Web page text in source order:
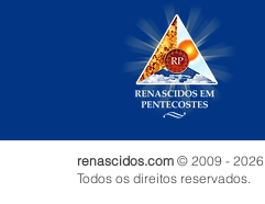
renascidos.com © 2009 - 2026
Todos os direitos reservados.